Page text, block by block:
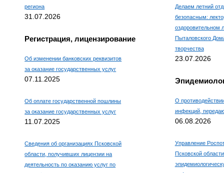
региона
31.07.2026
Регистрация, лицензирование
Об изменении банковских реквизитов
за оказание государственных услуг
07.11.2025
Об оплате государственной пошлины
за оказание государственных услуг
11.07.2025
Сведения об организациях Псковской
области, получивших лицензии на
деятельность по оказанию услуг по
Делаем летний
безопасным:
оздоровительном
Пыталовского
творчества
23.07.2026
О
инфекций,
06.08.2026
Управление
Псковской